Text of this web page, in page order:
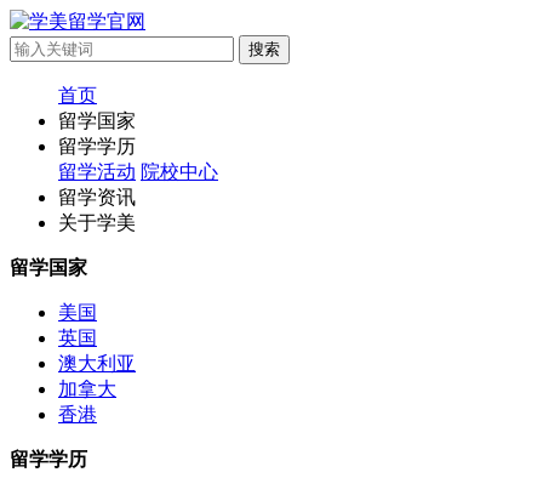
首页
留学国家
留学学历
留学活动 院校中心
留学资讯
关于学美
留学国家
美国
英国
澳大利亚
加拿大
香港
留学学历